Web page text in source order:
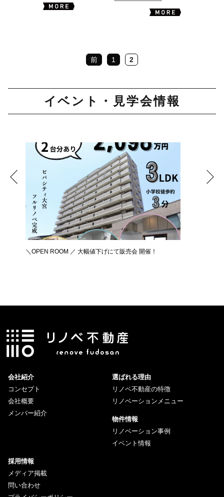
前 1 2
イベント・見学会情報
＼OPEN ROOM ／ 大幅値下げにて販売会 開催！
会社紹介
コンセプト
会社概要
メンバー紹介
選ばれる理由
リノベ不動産の特徴
リノベーションメニュー
物件情報
リノベーション事例
イベント情報
採用情報
メディア掲載
問い合わせ